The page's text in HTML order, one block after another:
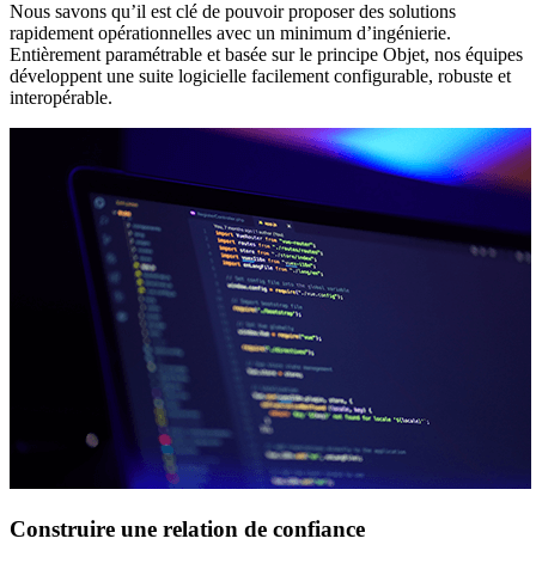
Nous savons qu’il est clé de pouvoir proposer des solutions
rapidement opérationnelles avec un minimum d’ingénierie.
Entièrement paramétrable et basée sur le principe Objet, nos équipes
développent une suite logicielle facilement configurable, robuste et
interopérable.
Construire une relation de confiance